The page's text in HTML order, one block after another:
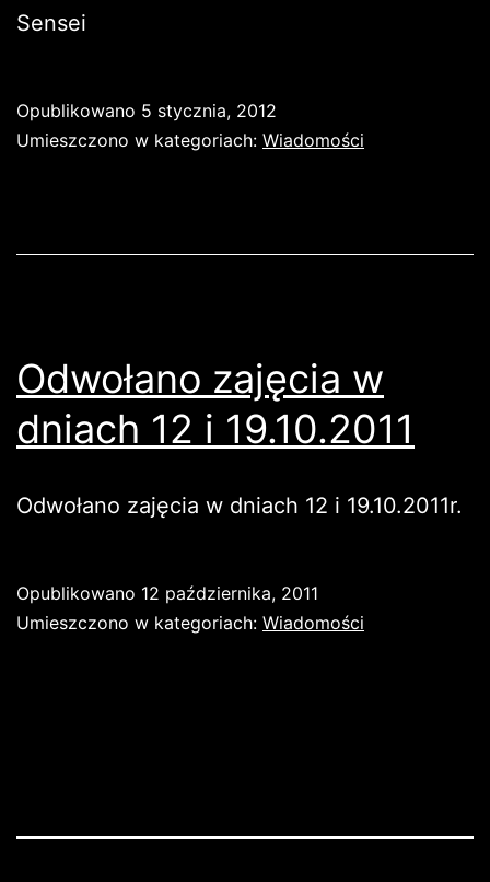
Sensei
Opublikowano 5 stycznia, 2012
Umieszczono w kategoriach: Wiadomości
Odwołano zajęcia w
dniach 12 i 19.10.2011
Odwołano zajęcia w dniach 12 i 19.10.2011r.
Opublikowano 12 października, 2011
Umieszczono w kategoriach: Wiadomości